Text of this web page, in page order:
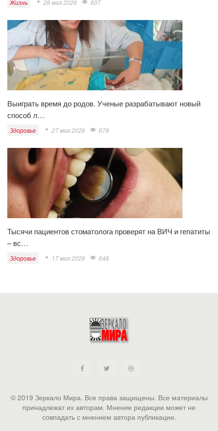
Жизнь 28 мая 2026 607
Выиграть время до родов. Ученые разрабатывают новый
способ л…
Здоровье 27 мая 2026 678
Тысячи пациентов стоматолога проверят на ВИЧ и гепатиты
– вс…
Здоровье 17 мая 2026 648
© 2019 Зеркало Мира. Все права защищены. Все материалы
принадлежат их авторам. Мнение редакции может не
совпадать с мнением автора публикации.